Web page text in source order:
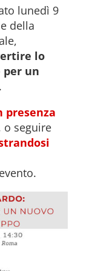
lunedì 9
della
lo
per un
presenza
o seguire